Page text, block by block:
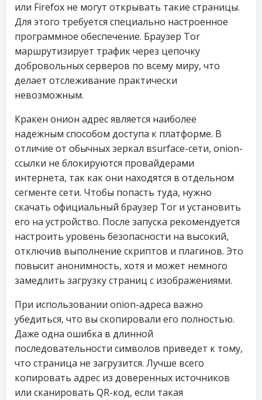
или Firefox не могут открывать такие страницы.
Для этого требуется специально настроенное
программное обеспечение. Браузер Tor
маршрутизирует трафик через цепочку
добровольных серверов по всему миру, что
делает отслеживание практически
невозможным.
Кракен онион адрес является наиболее
надежным способом доступа к платформе. В
отличие от обычных зеркал вsurface-сети, onion-
ссылки не блокируются провайдерами
интернета, так как они находятся в отдельном
сегменте сети. Чтобы попасть туда, нужно
скачать официальный браузер Tor и установить
его на устройство. После запуска рекомендуется
настроить уровень безопасности на высокий,
отключив выполнение скриптов и плагинов. Это
повысит анонимность, хотя и может немного
замедлить загрузку страниц с изображениями.
При использовании onion-адреса важно
убедиться, что вы скопировали его полностью.
Даже одна ошибка в длинной
последовательности символов приведет к тому,
что страница не загрузится. Лучше всего
копировать адрес из доверенных источников
или сканировать QR-код, если такая